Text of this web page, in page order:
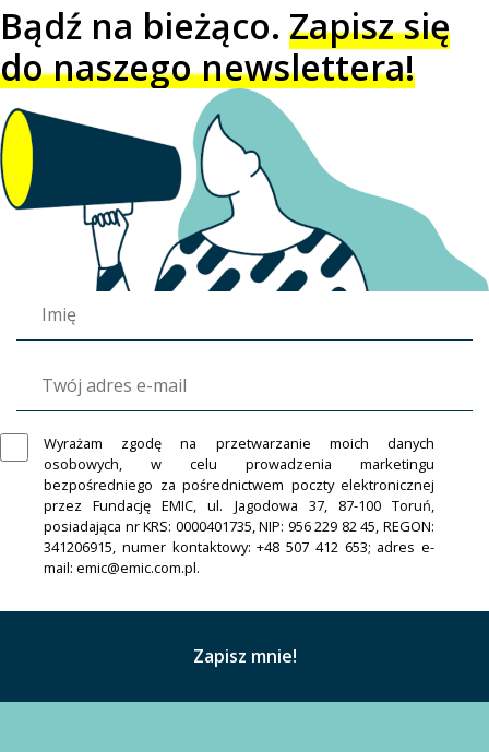
Bądź na bieżąco. Zapisz się
do naszego newslettera!
Wyrażam zgodę na przetwarzanie moich danych
osobowych, w celu prowadzenia marketingu
bezpośredniego za pośrednictwem poczty elektronicznej
przez Fundację EMIC, ul. Jagodowa 37, 87-100 Toruń,
posiadająca nr KRS: 0000401735, NIP: 956 229 82 45, REGON:
341206915, numer kontaktowy: +48 507 412 653; adres e-
mail: emic@emic.com.pl.